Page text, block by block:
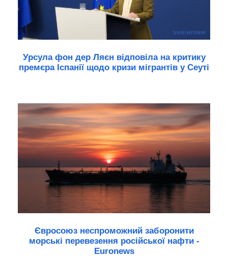
Урсула фон дер Ляєн відповіла на критику
премєра Іспанії щодо кризи мігрантів у Сеуті
Євросоюз неспроможний заборонити
морські перевезення російської нафти -
Euronews